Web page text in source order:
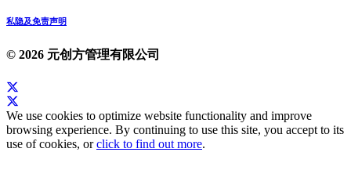
私隐及免责声明
© 2026 元创方管理有限公司
We use cookies to optimize website functionality and improve
browsing experience. By continuing to use this site, you accept to its
use of cookies, orclick to find out more.